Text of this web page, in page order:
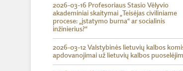
2026-03-16 Profesoriaus Stasio Vėlyvio
akademiniai skaitymai „Teisėjas civiliniame
procese: „įstatymo burna“ ar socialinis
inžinierius?“
2026-03-12 Valstybinės lietuvių kalbos
apdovanojimai už lietuvių kalbos